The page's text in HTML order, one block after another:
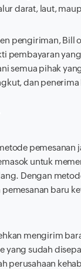
darat, laut,
pengiriman, Bill
pembayaran
semua pihak
dan
pemesanan
untuk
Dengan
baru
mengirim
yang sudah
perusahaan